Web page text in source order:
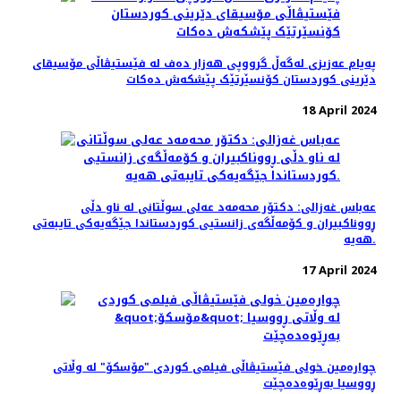
پەیام عەزیزی لەگەڵ گرووپی هەزار دەف لە فێستیڤاڵی مۆسیقای
دێرینی کوردستان کۆنسێرتێک پێشکەش دەکات
18 April 2024
عه‌باس غه‌زالی: دکتۆر محەمەد عەلی سوڵتانی لە ناو دڵی
ڕووناکبیران و کۆمەڵگەی زانستیی کوردستاندا جێگەیەکی تایبەتی
هەیە.
17 April 2024
چواره‌مین خولی فێستیڤاڵی فیلمی کوردی "مۆسکۆ" لە وڵاتی
ڕووسیا بەڕێوەده‌چێت